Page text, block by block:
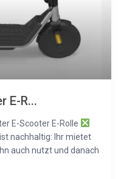
E-R...
E-Scooter E-Rolle
nachhaltig: Ihr mietet
auch nutzt und danach